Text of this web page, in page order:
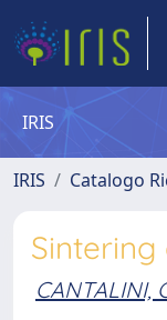
IRIS
IRIS Catalogo
CANTALINI,